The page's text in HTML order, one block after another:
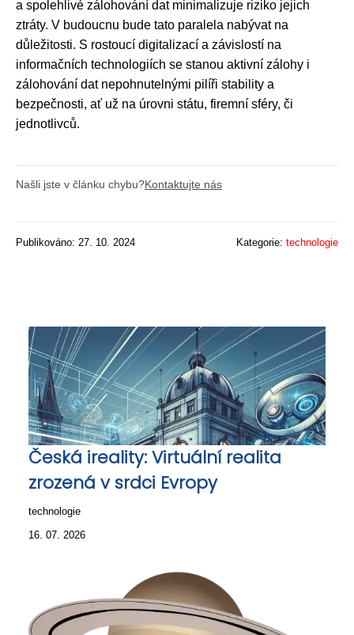
a spolehlivé zálohování dat minimalizuje riziko jejich
ztráty. V budoucnu bude tato paralela nabývat na
důležitosti. S rostoucí digitalizací a závislostí na
informačních technologiích se stanou aktivní zálohy i
zálohování dat nepohnutelnými pilíři stability a
bezpečnosti, ať už na úrovni státu, firemní sféry, či
jednotlivců.
Našli jste v článku chybu?Kontaktujte nás
Publikováno: 27. 10. 2024 Kategorie: technologie
Česká ireality: Virtuální realita
zrozená v srdci Evropy
technologie
16. 07. 2026